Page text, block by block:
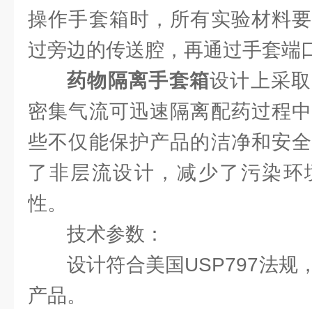
操作手套箱时，所有实验材料
过旁边的传送腔，再通过手套端
药物隔离手套箱设计上采
密集气流可迅速隔离配药过程
些不仅能保护产品的洁净和安
了非层流设计，减少了污染
性。
技术参数：
设计符合美国USP797法规
产品。